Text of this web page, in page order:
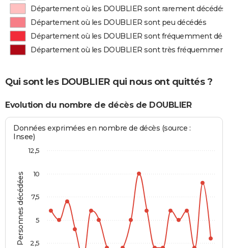
Département où les DOUBLIER sont rarement décédés
Département où les DOUBLIER sont peu décédés
Département où les DOUBLIER sont fréquemment
Département où les DOUBLIER sont très
Qui sont les DOUBLIER qui nous ont quittés ?
Evolution du nombre de décès de DOUBLIER
Personnes décédées
Données exprimées en nombre de décès (source :
Insee)
2,5
5
7,5
10
12,5